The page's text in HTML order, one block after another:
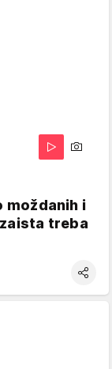
moždanih i
treba